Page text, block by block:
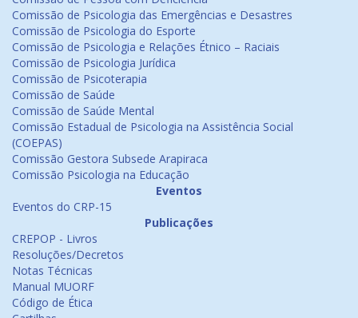
Comissão de Psicologia das Emergências e Desastres
Comissão de Psicologia do Esporte
Comissão de Psicologia e Relações Étnico – Raciais
Comissão de Psicologia Jurídica
Comissão de Psicoterapia
Comissão de Saúde
Comissão de Saúde Mental
Comissão Estadual de Psicologia na Assistência Social
(COEPAS)
Comissão Gestora Subsede Arapiraca
Comissão Psicologia na Educação
Eventos
Eventos do CRP-15
Publicações
CREPOP - Livros
Resoluções/Decretos
Notas Técnicas
Manual MUORF
Código de Ética